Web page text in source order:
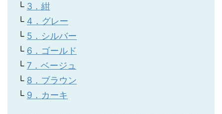
└ 3．紺
└ 4．グレー
└ 5．シルバー
└ 6．ゴールド
└ 7．ベージュ
└ 8．ブラウン
└ 9．カーキ